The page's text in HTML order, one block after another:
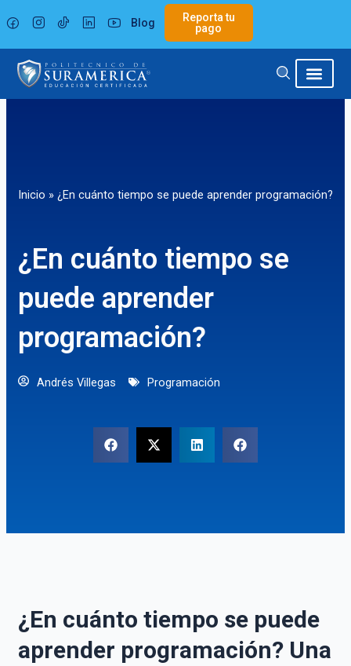
al
contenido
Blog
Reporta tu
pago
Inicio » ¿En cuánto tiempo se puede aprender programación?
¿En cuánto tiempo se
puede aprender
programación?
Andrés Villegas Programación
¿En cuánto tiempo se puede
aprender programación? Una